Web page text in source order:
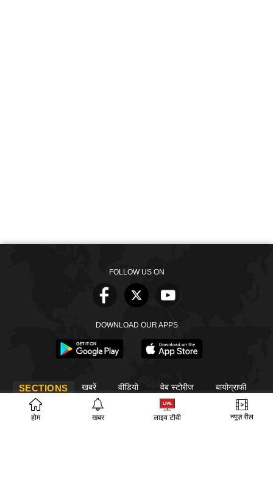
होम खबर लाइव टीवी न्यूज़ रील
FOLLOW US ON
DOWNLOAD OUR APPS
SECTIONS खबरें वीडियो वेब स्टोरीज बायोग्राफी
ईपेपर गूगल समाचार